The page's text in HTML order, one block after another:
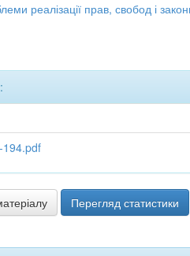
реалізації прав, свобод і
194.pdf
Перегляд статистики